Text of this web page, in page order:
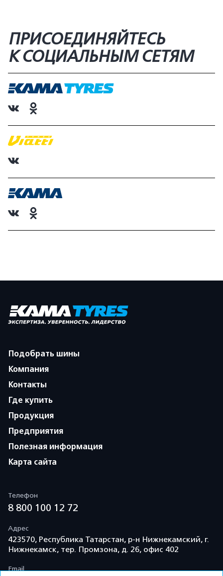
ПРИСОЕДИНЯЙТЕСЬ
К СОЦИАЛЬНЫМ СЕТЯМ
Подобрать шины
Компания
Контакты
Где купить
Продукция
Предприятия
Полезная информация
Карта сайта
Телефон
8 800 100 12 72
Адрес
423570, Республика Татарстан, р-н Нижнекамский, г.
Нижнекамск, тер. Промзона, д. 26, офис 402
Email